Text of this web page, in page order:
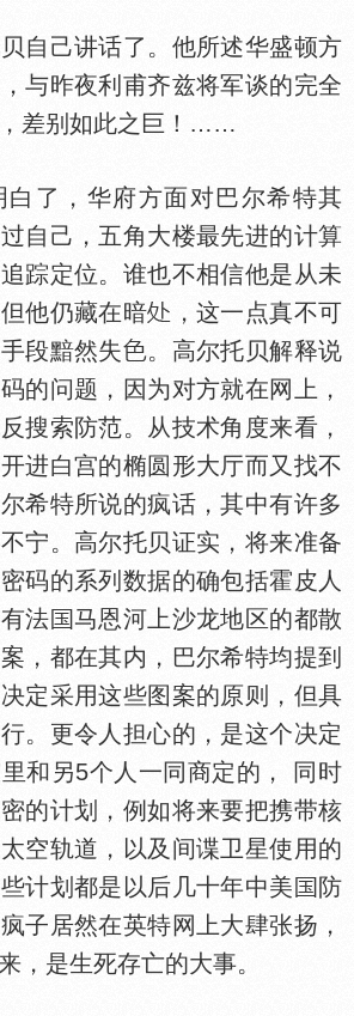
己讲话了。他所述华盛顿方
与昨夜利甫齐兹将军谈的完全
差别如此之巨！……
了，华府方面对巴尔希特其
自己，五角大楼最先进的计算
踪定位。谁也不相信他是从未
他仍藏在暗
，这一点真不可
段黯然失
。高尔托贝解释说
的问题，因为对方就在网上，
搜索防范。从技术角度来看，
进白宫的椭圆形大厅而又找不
希特所说的疯话，其中有许多
宁。高尔托贝证实，将来准备
码的系列数据的确包括霍皮人
法
马恩河上沙龙地区的都散
，都在其内，巴尔希特均提到
定采用这些图案的原则，但具
。更令人担心的，是这个决定
和另5个人一同商定的， 同时
的计划，例如将来要把携带核
空轨道，以及间谍卫星使用的
计划都是以后几十年中美
防
子居然在英特网上大肆张扬，
，是生死存亡的大事。